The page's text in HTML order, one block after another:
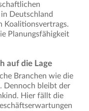
Deutschland
Koalitionsvertrags.
Planungsfähigkeit
auf die Lage
Branchen wie die
Dennoch bleibt der
Hier fällt die